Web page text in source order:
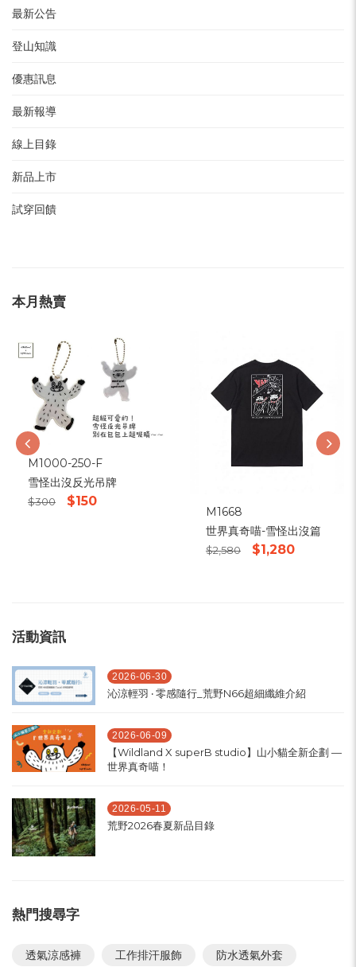
最新公告
登山知識
優惠訊息
最新報導
線上目錄
新品上市
試穿回饋
本月熱賣
M1000-250-F
雪怪出沒反光吊牌
$300 $150
M1668
世界真奇喵-雪怪出沒篇
$2,580 $1,280
活動資訊
2026-06-30
沁涼輕羽 ‧ 零感隨行_荒野N66超細纖維介紹
2026-06-09
【Wildland X superB studio】山小貓全新企劃 —
世界真奇喵！
2026-05-11
荒野2026春夏新品目錄
熱門搜尋字
透氣涼感褲 工作排汗服飾
防水透氣外套